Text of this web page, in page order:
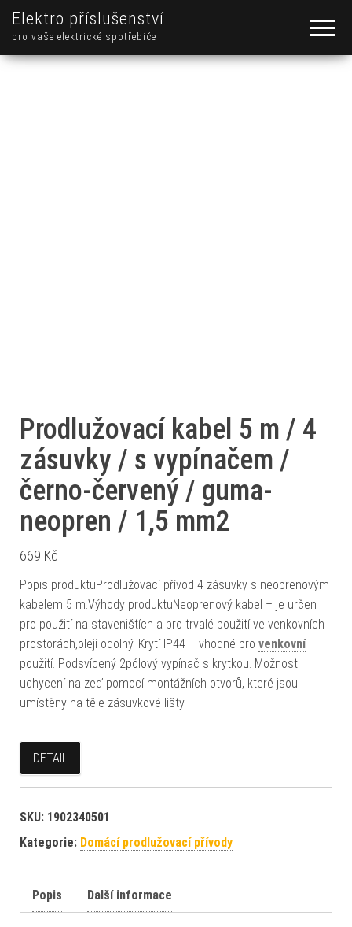
Elektro příslušenství
pro vaše elektrické spotřebiče
Prodlužovací kabel 5 m / 4
zásuvky / s vypínačem /
černo-červený / guma-
neopren / 1,5 mm2
669 Kč
Popis produktuProdlužovací přívod 4 zásuvky s neoprenovým
kabelem 5 m.Výhody produktuNeoprenový kabel – je určen
pro použití na staveništích a pro trvalé použití ve venkovních
prostorách,oleji odolný. Krytí IP44 – vhodné pro venkovní
použití. Podsvícený 2pólový vypínač s krytkou. Možnost
uchycení na zeď pomocí montážních otvorů, které jsou
umístěny na těle zásuvkové lišty.
DETAIL
SKU: 1902340501
Kategorie: Domácí prodlužovací přívody
Popis Další informace